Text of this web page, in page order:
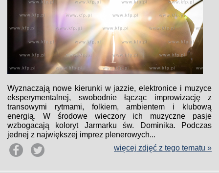
Wyznaczają nowe kierunki w jazzie, elektronice i muzyce
eksperymentalnej, swobodnie łącząc improwizację z
transowymi rytmami, folkiem, ambientem i klubową
energią. W środowe wieczory ich muzyczne pasje
wzbogacają koloryt Jarmarku św. Dominika. Podczas
jednej z największej imprez plenerowych...
więcej zdjęć z tego tematu »